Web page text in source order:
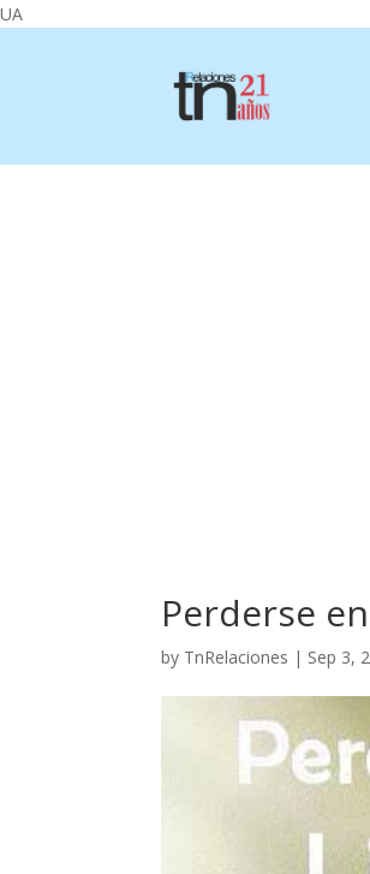
UA
Perderse
by TnRelaciones | Sep 3,